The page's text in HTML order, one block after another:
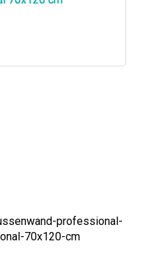
professional-
70x120-cm